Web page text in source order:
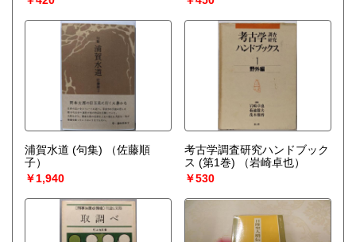
浦賀水道 (句集)
（佐藤順
子）
￥1,940
考古学調査研究ハンドブック
ス (第1巻)
（岩崎卓也）
￥530